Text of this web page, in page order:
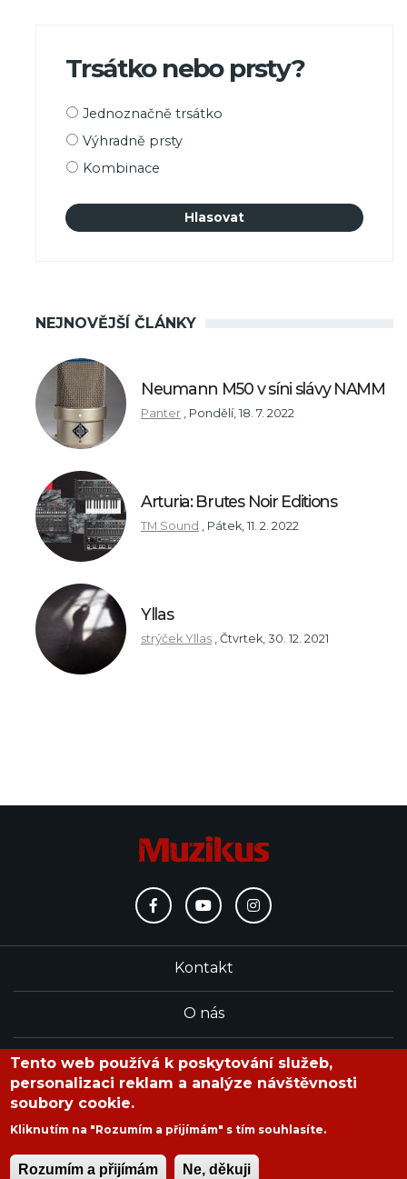
Trsátko nebo prsty?
Možnosti
Jednoznačně trsátko
Výhradně prsty
Kombinace
NEJNOVĚJŠÍ ČLÁNKY
Neumann M50 v síni slávy NAMM
Panter , Pondělí, 18. 7. 2022
Arturia: Brutes Noir Editions
TM Sound , Pátek, 11. 2. 2022
Yllas
strýček Yllas , Čtvrtek, 30. 12. 2021
Kontakt
O nás
Redakce
Tento web používá k poskytování služeb,
personalizaci reklam a analýze návštěvnosti
soubory cookie.
Kliknutím na "Rozumím a přijímám" s tím souhlasíte.
Rozumím a přijímám Ne, děkuji